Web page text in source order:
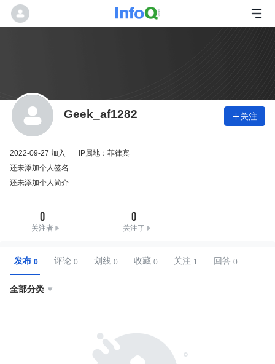
Geek_af1282 关注
2022-09-27 加入
IP属地：菲律宾
还未添加个人签名
还未添加个人简介
0
关注者
0
关注了
发布 评论 划线 收藏 关注 回答
全部分类 